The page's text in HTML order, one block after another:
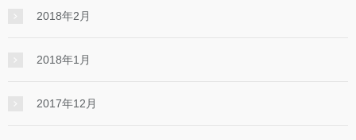
2018年2月
2018年1月
2017年12月